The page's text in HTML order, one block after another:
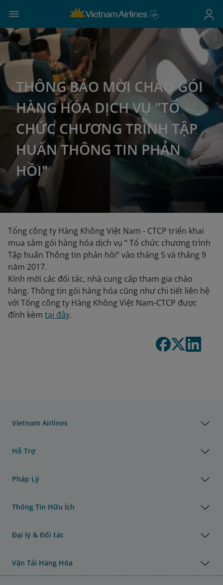
THÔNG BÁO MỜI CHÀO GÓI
HÀNG HÓA DỊCH VỤ "TỔ
CHỨC CHƯƠNG TRÌNH TẬP
HUẤN THÔNG TIN PHẢN
HỒI"
Tổng công ty Hàng Không Việt Nam - CTCP triển khai
mua sắm gói hàng hóa dịch vụ “ Tổ chức chương trình
Tập huấn Thông tin phản hồi” vào tháng 5 và tháng 9
năm 2017.
Kính mời các đối tác, nhà cung cấp tham gia chào
hàng. Thông tin gói hàng hóa cũng như chi tiết liên hệ
với Tổng công ty Hàng Không Việt Nam-CTCP được
đính kèm tại đây.
Vietnam Airlines
Hỗ Trợ
Pháp Lý
Thông Tin Hữu Ích
Đại lý & Đối tác
Vận Tải Hàng Hóa